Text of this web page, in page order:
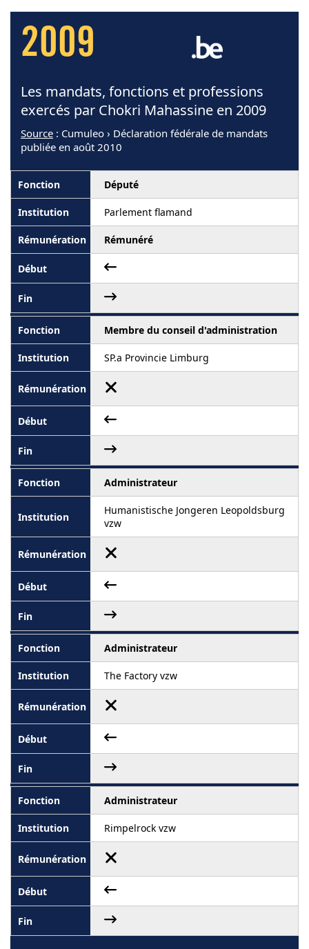
2009
Les mandats, fonctions et professions
exercés par Chokri Mahassine en 2009
Source : Cumuleo › Déclaration fédérale de mandats
publiée en août 2010
Député
Parlement flamand
Rémunéré
Membre du conseil d'administration
SP.a Provincie Limburg
Administrateur
Humanistische Jongeren Leopoldsburg
vzw
Administrateur
The Factory vzw
Administrateur
Rimpelrock vzw